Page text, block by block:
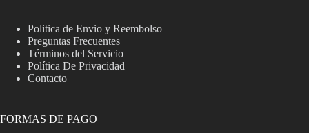
Politica de Envio y Reembolso
Preguntas Frecuentes
Términos del Servicio
Política De Privacidad
Contacto
FORMAS DE PAGO